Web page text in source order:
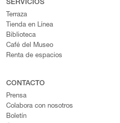
SERVICIOS
Terraza
Tienda en Línea
Biblioteca
Café del Museo
Renta de espacios
CONTACTO
Prensa
Colabora con nosotros
Boletín